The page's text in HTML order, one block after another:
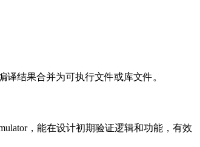
结果合并为可执行文件或库文件。
，能在设计初期验证逻辑和功能，有效